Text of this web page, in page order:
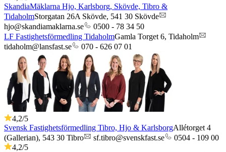
SkandiaMäklarna Hjo, Karlsborg, Skövde, Tibro &
TidaholmStorgatan 26A Skövde, 541 30 Skövde
hjo@skandiamaklarna.se
0500 - 78 34 50
LF Fastighetsförmedling TidaholmGamla Torget 6, Tidaholm
tidaholm@lansfast.se
070 - 626 07 01
4,2/5
Svensk Fastighetsförmedling Tibro, Hjo & KarlsborgAllétorget 4
(Gallerian), 543 30 Tibro sf.tibro@svenskfast.se
0504 - 109 00
4,2/5